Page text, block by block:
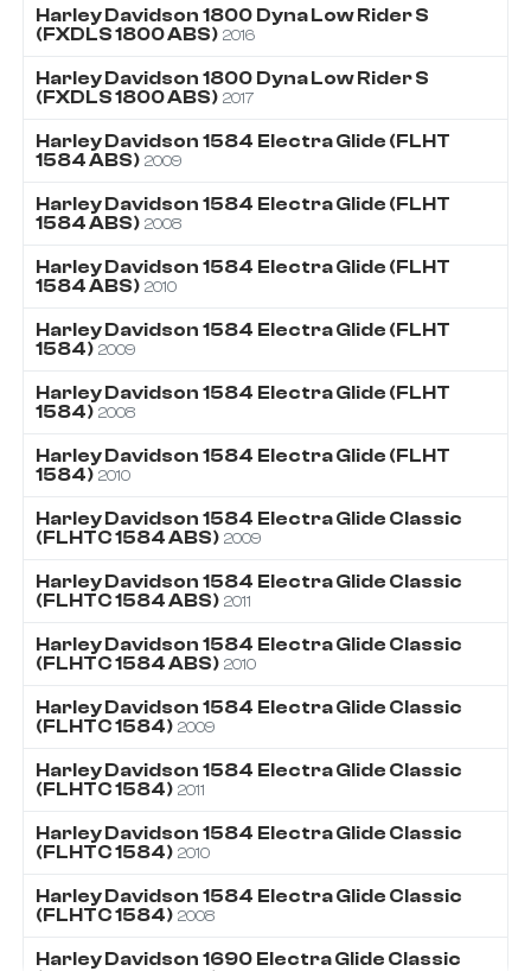
Harley Davidson 1800 Dyna Low Rider S
(FXDLS 1800 ABS) 2016
Harley Davidson 1800 Dyna Low Rider S
(FXDLS 1800 ABS) 2017
Harley Davidson 1584 Electra Glide (FLHT
1584 ABS) 2009
Harley Davidson 1584 Electra Glide (FLHT
1584 ABS) 2008
Harley Davidson 1584 Electra Glide (FLHT
1584 ABS) 2010
Harley Davidson 1584 Electra Glide (FLHT
1584) 2009
Harley Davidson 1584 Electra Glide (FLHT
1584) 2008
Harley Davidson 1584 Electra Glide (FLHT
1584) 2010
Harley Davidson 1584 Electra Glide Classic
(FLHTC 1584 ABS) 2009
Harley Davidson 1584 Electra Glide Classic
(FLHTC 1584 ABS) 2011
Harley Davidson 1584 Electra Glide Classic
(FLHTC 1584 ABS) 2010
Harley Davidson 1584 Electra Glide Classic
(FLHTC 1584) 2009
Harley Davidson 1584 Electra Glide Classic
(FLHTC 1584) 2011
Harley Davidson 1584 Electra Glide Classic
(FLHTC 1584) 2010
Harley Davidson 1584 Electra Glide Classic
(FLHTC 1584) 2008
Harley Davidson 1690 Electra Glide Classic